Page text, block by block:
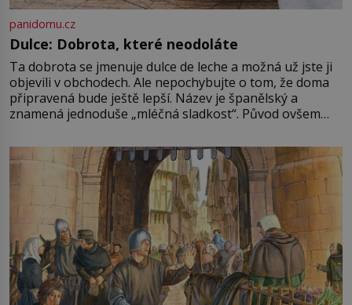
panidomu.cz
Dulce: Dobrota, které neodoláte
Ta dobrota se jmenuje dulce de leche a možná už jste ji
objevili v obchodech. Ale nepochybujte o tom, že doma
připravená bude ještě lepší. Název je španělský a
znamená jednoduše „mléčná sladkost“. Původ ovšem
pře hned několik latinskoamerických zemí a k tomu
Francie, kde se traduje,